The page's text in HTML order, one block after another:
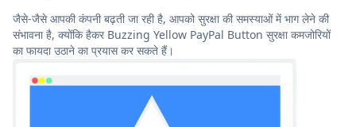
जैसे-जैसे आपकी कंपनी बढ़ती जा रही है, आपको सुरक्षा की समस्याओं में भाग लेने की
संभावना है, क्योंकि हैकर Buzzing Yellow PayPal Button सुरक्षा कमजोरियों
का फायदा उठाने का प्रयास कर सकते हैं।